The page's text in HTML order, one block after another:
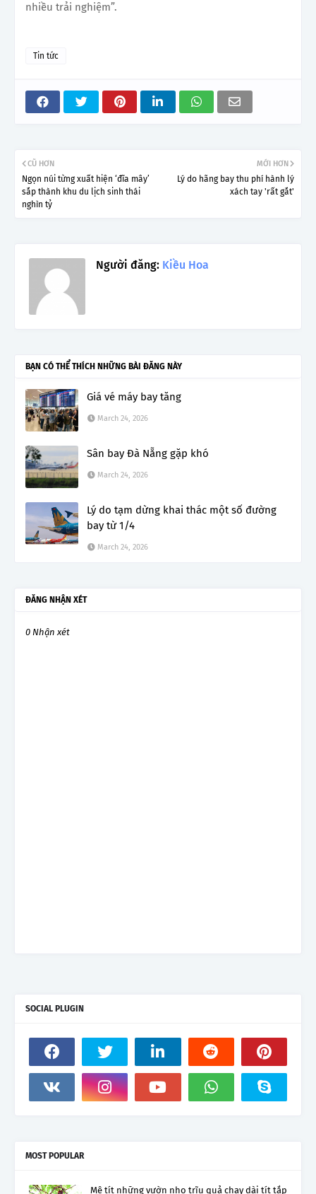
nhiều trải nghiệm”.
Tin tức
MỚI HƠN
Lý do hãng bay thu phí hành lý
xách tay 'rất gắt'
CŨ HƠN
Ngọn núi từng xuất hiện ‘đĩa mây’
sắp thành khu du lịch sinh thái
nghìn tỷ
Người đăng: Kiều Hoa
BẠN CÓ THỂ THÍCH NHỮNG BÀI ĐĂNG NÀY
Giá vé máy bay tăng
March 24, 2026
Sân bay Đà Nẵng gặp khó
March 24, 2026
Lý do tạm dừng khai thác một số đường
bay từ 1/4
March 24, 2026
ĐĂNG NHẬN XÉT
0 Nhận xét
SOCIAL PLUGIN
MOST POPULAR
Mê tít những vườn nho trĩu quả chạy dài tít tắp